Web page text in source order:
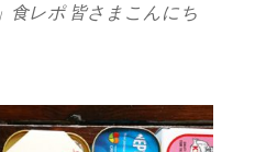
食レポ 皆さまこんにち